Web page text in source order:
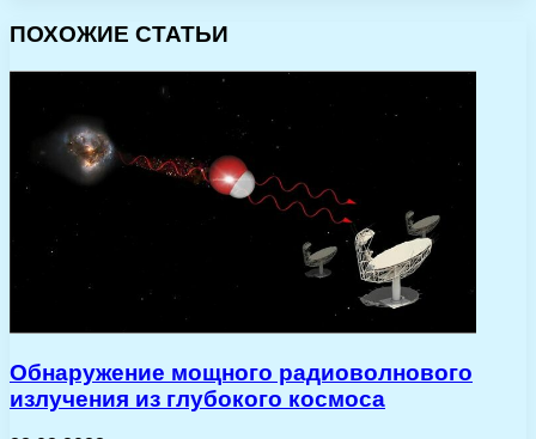
ПОХОЖИЕ СТАТЬИ
Обнаружение мощного радиоволнового
излучения из глубокого космоса